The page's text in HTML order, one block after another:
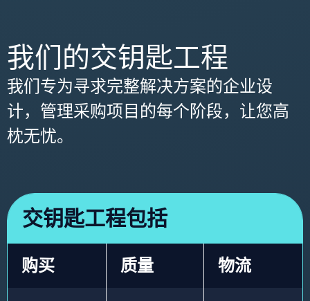
我们的交钥匙工程
我们专为寻求完整解决方案的企业设
计，管理采购项目的每个阶段，让您高
枕无忧。
交钥匙工程包括
购买 质量 物流